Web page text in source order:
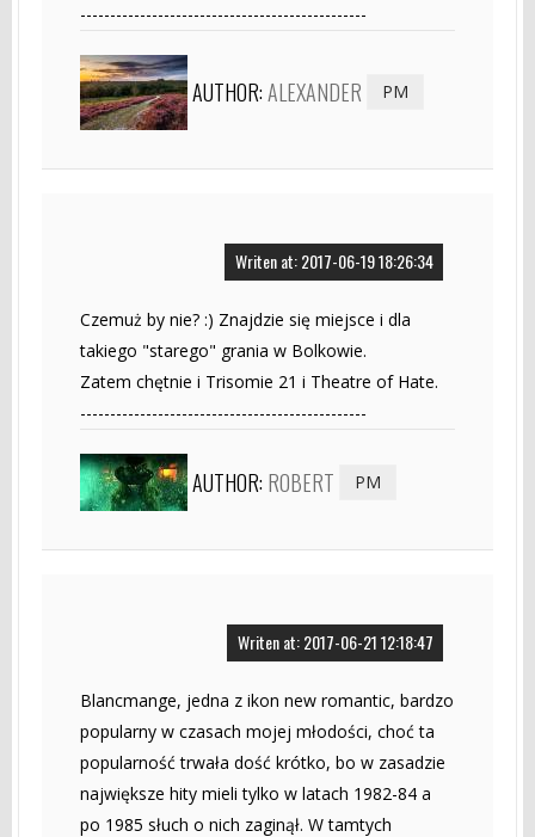
------------------------------------------------
AUTHOR:ALEXANDER PM
Writen at: 2017-06-19 18:26:34
Czemuż by nie? :) Znajdzie się miejsce i dla
takiego "starego" grania w Bolkowie.
Zatem chętnie i Trisomie 21 i Theatre of Hate.
------------------------------------------------
AUTHOR: ROBERT PM
Writen at: 2017-06-21 12:18:47
Blancmange, jedna z ikon new romantic, bardzo
popularny w czasach mojej młodości, choć ta
popularność trwała dość krótko, bo w zasadzie
największe hity mieli tylko w latach 1982-84 a
po 1985 słuch o nich zaginął. W tamtych